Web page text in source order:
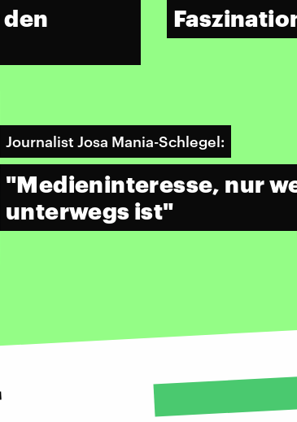
Journalist Josa Mania-Schlegel:
"Medieninteresse, nur
unterwegs ist"